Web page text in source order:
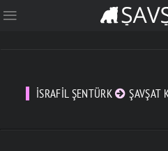
İSRAFIL ŞENTÜRK ŞAVŞAT